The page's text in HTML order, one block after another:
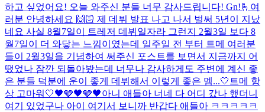
하고 싶었어요! 오늘 와주신 분들 너무 감사드립니다! Gn!🫰 여
러분 안녕하세요 🙌🏻 제 데뷔 발표 나고 나서 벌써 5년이 지났
네요 사실 8월7일이 트레저 데뷔일자라 그런지 2월3일 보다 8
월7일이 더 와닿는 느낌이였는데 일주일 전 부터 트메 여러분
들이 2월3일을 기념하여 써주신 포스트를 보면서 지금까지 어
땠었나 잠깐 되돌아봤는데 너무나 감사하게도 주변에 계신 좋
은 분들 덕분에 운이 좋게 데뷔해서 이렇게 좋은 멤...🤍트메 항
상 고마워🤍🖤🩶🖤🩶🖤아니 애들아 너네 다 어디 갔나 했더니
여기 있었구나 아이 여기서 보니까 반갑다 애들아 ㅋㅋㅋㅋㅋ